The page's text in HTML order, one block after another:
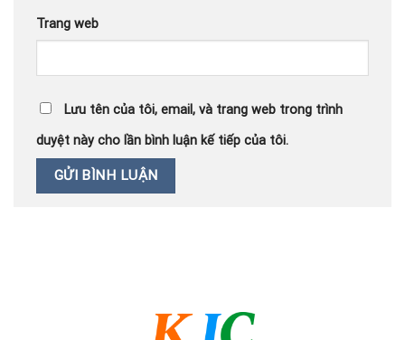
Trang web
Lưu tên của tôi, email, và trang web trong trình
duyệt này cho lần bình luận kế tiếp của tôi.